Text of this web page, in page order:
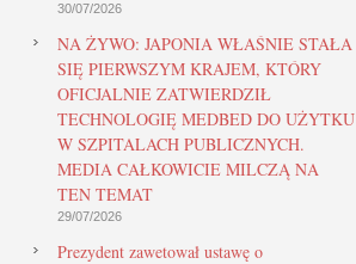
30/07/2026
NA ŻYWO: JAPONIA WŁAŚNIE STAŁA
SIĘ PIERWSZYM KRAJEM, KTÓRY
OFICJALNIE ZATWIERDZIŁ
TECHNOLOGIĘ MEDBED DO UŻYTKU
W SZPITALACH PUBLICZNYCH.
MEDIA CAŁKOWICIE MILCZĄ NA
TEN TEMAT
29/07/2026
Prezydent zawetował ustawę o